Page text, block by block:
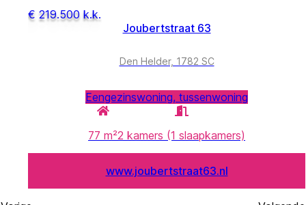
€ 219.500 k.k.
Joubertstraat 63
Den Helder, 1782 SC
Eengezinswoning, tussenwoning
77 m²2 kamers (1 slaapkamers)
www.joubertstraat63.nl